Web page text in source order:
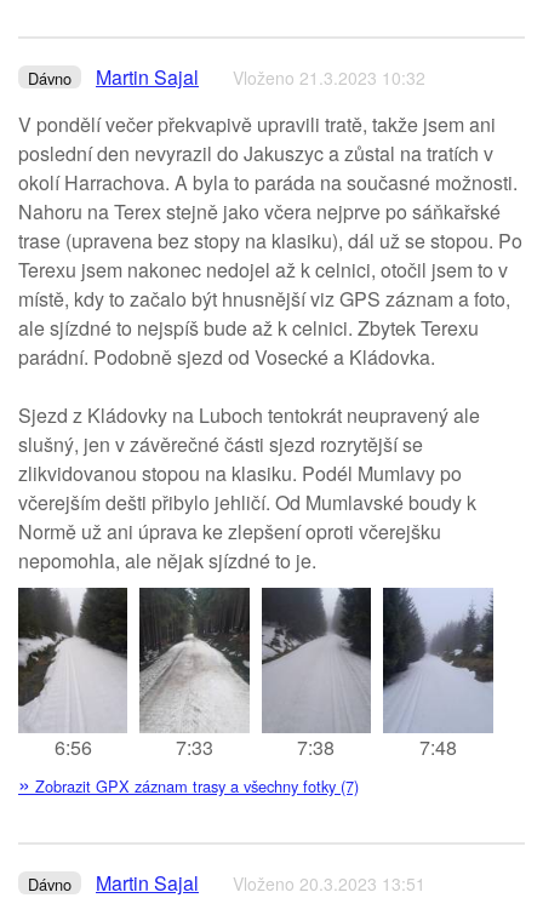
Dávno Martin Sajal Vloženo 21.3.2023 10:32
V pondělí večer překvapivě upravili tratě, takže jsem ani
poslední den nevyrazil do Jakuszyc a zůstal na tratích v
okolí Harrachova. A byla to paráda na současné možnosti.
Nahoru na Terex stejně jako včera nejprve po sáňkařské
trase (upravena bez stopy na klasiku), dál už se stopou. Po
Terexu jsem nakonec nedojel až k celnici, otočil jsem to v
místě, kdy to začalo být hnusnější viz GPS záznam a foto,
ale sjízdné to nejspíš bude až k celnici. Zbytek Terexu
parádní. Podobně sjezd od Vosecké a Kládovka.
Sjezd z Kládovky na Luboch tentokrát neupravený ale
slušný, jen v závěrečné části sjezd rozrytější se
zlikvidovanou stopou na klasiku. Podél Mumlavy po
včerejším dešti přibylo jehličí. Od Mumlavské boudy k
Normě už ani úprava ke zlepšení oproti včerejšku
nepomohla, ale nějak sjízdné to je.
6:56 7:33 7:38 7:48
» Zobrazit GPX záznam trasy a všechny fotky (7)
Dávno Martin Sajal Vloženo 20.3.2023 13:51